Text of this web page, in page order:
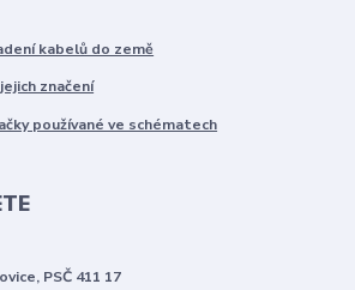
kabelů do země
značení
používané ve schématech
PSČ 411 17